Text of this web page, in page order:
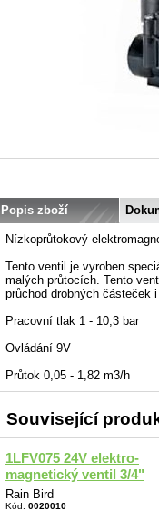
Popis zboží
Nízkoprůtokový
Tento ventil je vyroben
malých průtocích. Tento
průchod drobných částeček
Pracovní tlak 1 - 10,3 bar
Ovládání 9V
Průtok 0,05 - 1,82 m3/h
Související
1LFV075 24V elektro-
magnetický ventil 3/4"
Rain Bird
Kód: 0020010